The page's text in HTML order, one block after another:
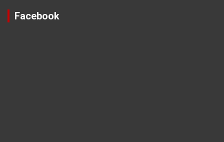
Facebook